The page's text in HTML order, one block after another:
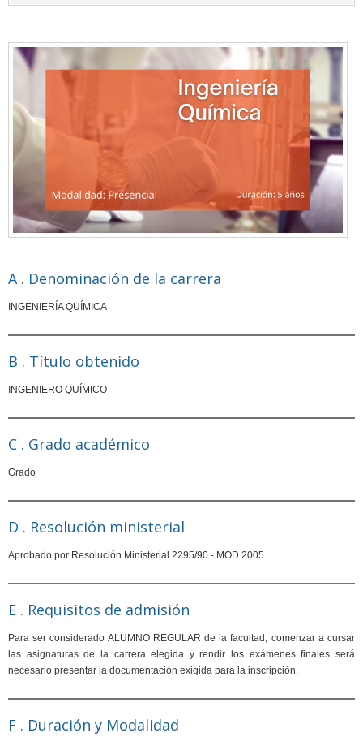
A . Denominación de la carrera
INGENIERÍA QUÍMICA
B . Título obtenido
INGENIERO QUÍMICO
C . Grado académico
Grado
D . Resolución ministerial
Aprobado por Resolución Ministerial 2295/90 - MOD 2005
E . Requisitos de admisión
Para ser considerado ALUMNO REGULAR de la facultad, comenzar a cursar
las asignaturas de la carrera elegida y rendir los exámenes finales será
necesario presentar la documentación exigida para la inscripción.
F . Duración y Modalidad